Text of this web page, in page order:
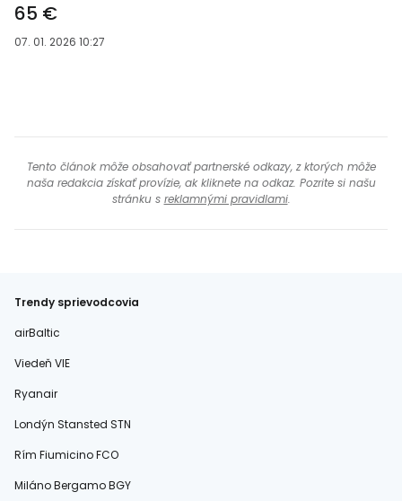
65 €
07. 01. 2026 10:27
Tento článok môže obsahovať partnerské odkazy, z ktorých môže
naša redakcia získať provízie, ak kliknete na odkaz. Pozrite si našu
stránku s reklamnými pravidlami.
Trendy sprievodcovia
airBaltic
Viedeň VIE
Ryanair
Londýn Stansted STN
Rím Fiumicino FCO
Miláno Bergamo BGY